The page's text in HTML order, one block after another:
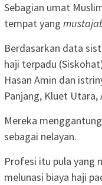
Sebagian umat
tempat yang
Berdasarkan data
haji terpadu
Hasan Amin dan
Panjang, Kluet Utara,
Mereka
sebagai nelayan.
Profesi itu pula yang
melunasi biaya haji